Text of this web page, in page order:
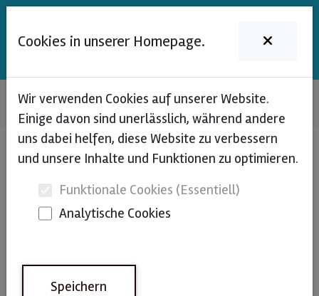
DENA
Home Login
Login
Cookies in unserer Homepage.
Wir verwenden Cookies auf unserer Website.
Einige davon sind unerlässlich, während andere
uns dabei helfen, diese Website zu verbessern
und unsere Inhalte und Funktionen zu optimieren.
Funktionale Cookies (Essentiell)
Analytische Cookies
Speichern